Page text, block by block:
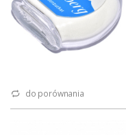
do porównania